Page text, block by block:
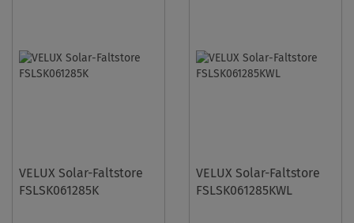
VELUX Solar-Faltstore
FSLSK061285K
VELUX Solar-Faltstore
FSLSK061285KWL